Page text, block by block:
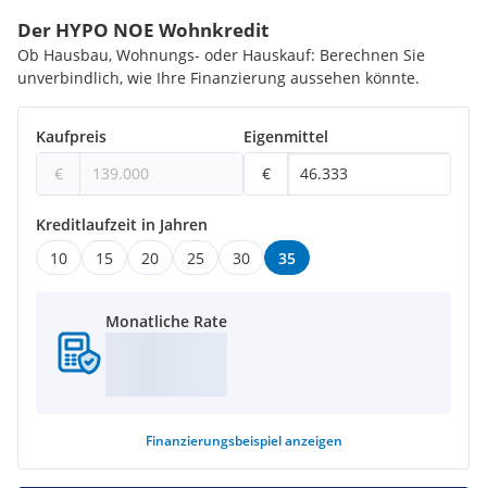
Der HYPO NOE Wohnkredit
Ob Hausbau, Wohnungs- oder Hauskauf: Berechnen Sie
unverbindlich, wie Ihre Finanzierung aussehen könnte.
Kaufpreis
€
Eigenmittel
€
Kreditlaufzeit in Jahren
10
15 20 25 30 35
Monatliche Rate
Finanzierungsbeispiel anzeigen